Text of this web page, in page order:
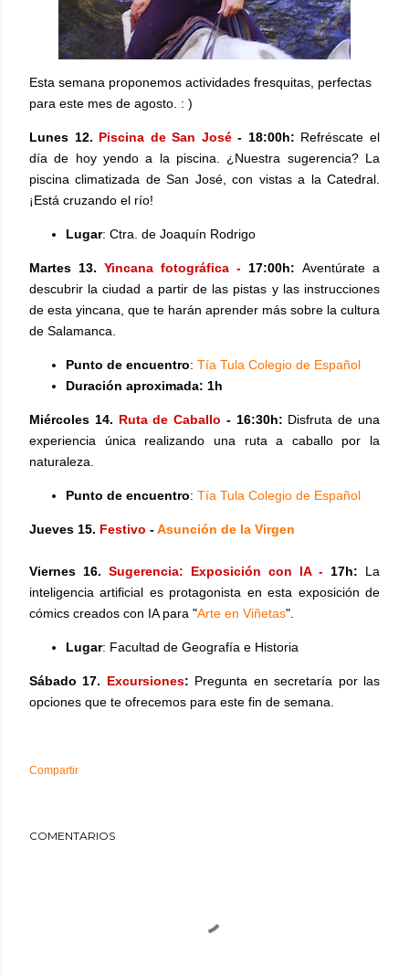
Esta semana proponemos actividades fresquitas, perfectas
para este mes de agosto. : )
Lunes 12. Piscina de San José - 18:00h: Refréscate el
día de hoy yendo a la piscina. ¿Nuestra sugerencia? La
piscina climatizada de San José, con vistas a la Catedral.
¡Está cruzando el río!
Lugar: Ctra. de Joaquín Rodrigo
Martes 13. Yincana fotográfica - 17:00h: Aventúrate a
descubrir la ciudad a partir de las pistas y las instrucciones
de esta yincana, que te harán aprender más sobre la cultura
de Salamanca.
Punto de encuentro: Tía Tula Colegio de Español
Duración aproximada: 1h
Miércoles 14. Ruta de Caballo - 16:30h: Disfruta de una
experiencia única realizando una ruta a caballo por la
naturaleza.
Punto de encuentro: Tía Tula Colegio de Español
Jueves 15. Festivo -Asunción de la Virgen
Viernes 16. Sugerencia: Exposición con IA - 17h:
La
inteligencia artificial es protagonista en esta exposición de
cómics creados con IA para "Arte en Viñetas".
Lugar: Facultad de Geografía e Historia
Sábado 17. Excursiones: Pregunta en secretaría por las
opciones que te ofrecemos para este fin de semana.
Compartir
COMENTARIOS